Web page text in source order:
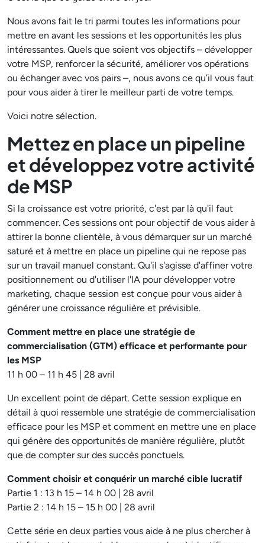
Nous avons fait le tri parmi toutes les informations pour
mettre en avant les sessions et les opportunités les plus
intéressantes. Quels que soient vos objectifs – développer
votre MSP, renforcer la sécurité, améliorer vos opérations
ou échanger avec vos pairs –, nous avons ce qu’il vous faut
pour vous aider à tirer le meilleur parti de votre temps.
Voici notre sélection.
Mettez en place un pipeline
et développez votre activité
de MSP
Si la croissance est votre priorité, c'est par là qu'il faut
commencer. Ces sessions ont pour objectif de vous aider à
attirer la bonne clientèle, à vous démarquer sur un marché
saturé et à mettre en place un pipeline qui ne repose pas
sur un travail manuel constant. Qu'il s'agisse d'affiner votre
positionnement ou d'utiliser l'IA pour développer votre
marketing, chaque session est conçue pour vous aider à
générer une croissance régulière et prévisible.
Comment mettre en place une stratégie de
commercialisation (GTM) efficace et performante pour
les MSP
11 h 00 – 11 h 45 | 28 avril
Un excellent point de départ. Cette session explique en
détail à quoi ressemble une stratégie de commercialisation
efficace pour les MSP et comment en mettre une en place
qui génère des opportunités de manière régulière, plutôt
que de compter sur des succès ponctuels.
Comment choisir et conquérir un marché cible lucratif
Partie 1 : 13 h 15 – 14 h 00 | 28 avril
Partie 2 : 14 h 15 – 15 h 00 | 28 avril
Cette série en deux parties vous aide à ne plus chercher à